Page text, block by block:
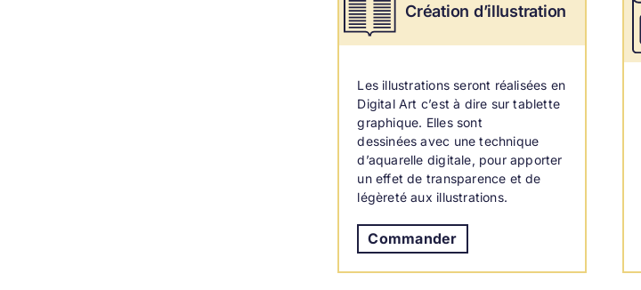
Création d’illustration
Les illustrations seront réalisées en
Digital Art c’est à dire sur tablette
graphique. Elles sont
dessinées avec une technique
d’aquarelle digitale, pour apporter
un effet de transparence et de
légèreté aux illustrations.
Commander